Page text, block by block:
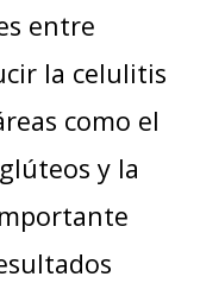
entre
la celulitis
como el
y la